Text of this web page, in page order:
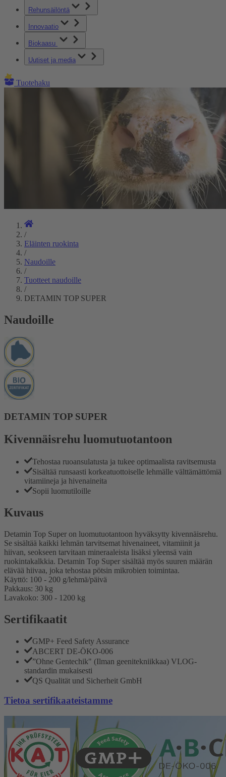
Rehunsäilöntä
Innovaatio
Biokaasu
Uutiset ja media
Tuotehaku
/
Eläinten ruokinta
/
Naudoille
/
Tuotteet naudoille
/
DETAMIN TOP SUPER
Naudoille
DETAMIN TOP SUPER
Kivennäisrehu luomutuotantoon
Tehostaa ruoansulatusta ja tukee optimaalista ravitsemusta
Sisältää runsaasti korkeatuottoiselle lehmälle välttämättömiä
vitamiineja ja hivenaineita
Sopii luomutiloille
Kuvaus
Detamin Top Super on luomutuotantoon hyväksytty kivennäisrehu.
Se sisältää kaikki lehmän tarvitsemat hivenaineet, vitamiinit ja
hiivan, seokseen tarvitaan mineraaleista lisäksi yleensä vain
ruokintakalkkia. Detamin Top Super sisältää myös suuren määrän
elävää hiivaa, joka tehostaa pötsin mikrobien toimintaa.
Käyttö: 100 - 200 g/lehmä/päivä
Pakkaus: 30 kg
Lavakoko: 300 - 1200 kg
Sertifikaatit
GMP+ Feed Safety Assurance
ABCERT DE-ÖKO-006
”Ohne Gentechik" (Ilman geenitekniikkaa) VLOG-
standardin mukaisesti
QS Qualität und Sicherheit GmbH
Tietoa sertifikaateistamme